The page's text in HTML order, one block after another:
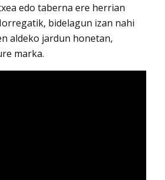
edo taberna ere herrian
bidelagun izan nahi
aldeko jardun honetan,
marka.